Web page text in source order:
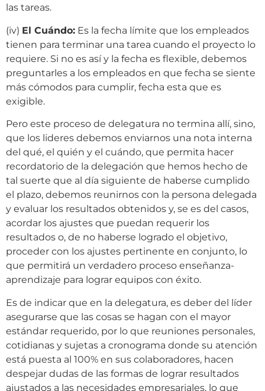
las tareas.
(iv) El Cuándo: Es la fecha límite que los empleados
tienen para terminar una tarea cuando el proyecto lo
requiere. Si no es así y la fecha es flexible, debemos
preguntarles a los empleados en que fecha se siente
más cómodos para cumplir, fecha esta que es
exigible.
Pero este proceso de delegatura no termina allí, sino,
que los lideres debemos enviarnos una nota interna
del qué, el quién y el cuándo, que permita hacer
recordatorio de la delegación que hemos hecho de
tal suerte que al día siguiente de haberse cumplido
el plazo, debemos reunirnos con la persona delegada
y evaluar los resultados obtenidos y, se es del casos,
acordar los ajustes que puedan requerir los
resultados o, de no haberse logrado el objetivo,
proceder con los ajustes pertinente en conjunto, lo
que permitirá un verdadero proceso enseñanza-
aprendizaje para lograr equipos con éxito.
Es de indicar que en la delegatura, es deber del líder
asegurarse que las cosas se hagan con el mayor
estándar requerido, por lo que reuniones personales,
cotidianas y sujetas a cronograma donde su atención
está puesta al 100% en sus colaboradores, hacen
despejar dudas de las formas de lograr resultados
ajustados a las necesidades empresariales, lo que